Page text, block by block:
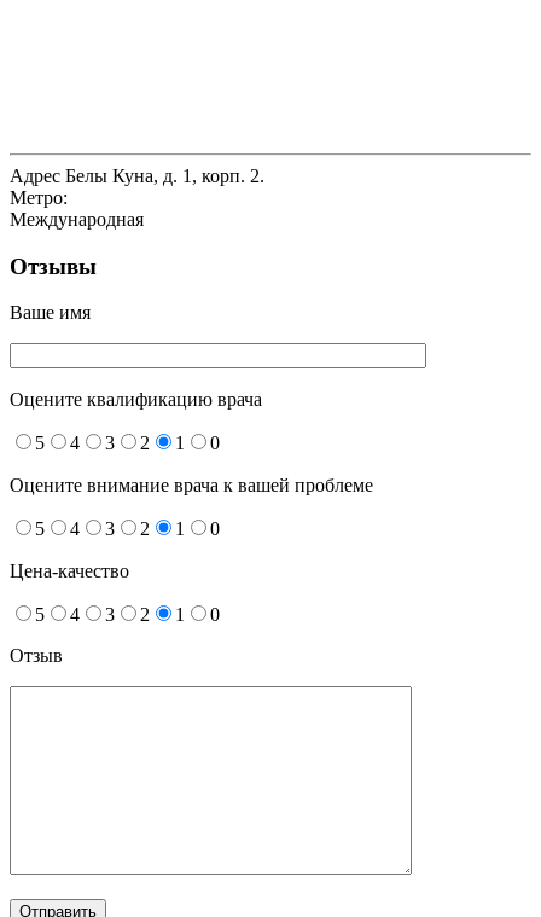
Адрес Белы Куна, д. 1, корп. 2.
Метро:
Международная
Отзывы
Ваше имя
Оцените квалификацию врача
5 4 3 2 1 0
Оцените внимание врача к вашей проблеме
5 4 3 2 1 0
Цена-качество
5 4 3 2 1
0
Отзыв